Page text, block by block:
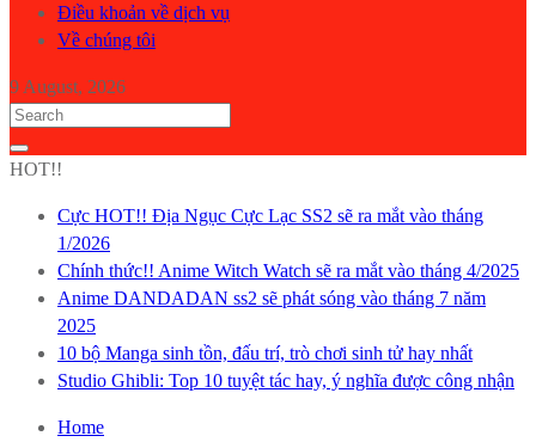
Điều khoản về dịch vụ
Về chúng tôi
9 August, 2026
HOT!!
Cực HOT!! Địa Ngục Cực Lạc SS2 sẽ ra mắt vào tháng
1/2026
Chính thức!! Anime Witch Watch sẽ ra mắt vào tháng 4/2025
Anime DANDADAN ss2 sẽ phát sóng vào tháng 7 năm
2025
10 bộ Manga sinh tồn, đấu trí, trò chơi sinh tử hay nhất
Studio Ghibli: Top 10 tuyệt tác hay, ý nghĩa được công nhận
Home